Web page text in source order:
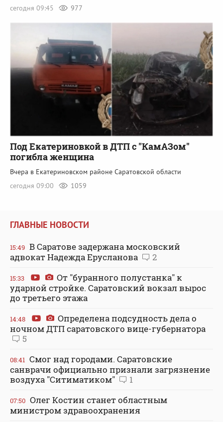
сегодня 09:45 977
Под Екатериновкой в ДТП с "КамАЗом"
погибла женщина
Вчера в Екатериновском районе Саратовской области
сегодня 09:00
1059
ГЛАВНЫЕ НОВОСТИ
15:49 В Саратове задержана московский
адвокат Надежда Ерусланова
2
15:33
От "буранного полустанка" к
ударной стройке. Саратовский вокзал вырос
до третьего этажа
14:48
Определена подсудность дела о
ночном ДТП саратовского вице-губернатора
5
08:41 Смог над городами. Саратовские
санврачи официально признали загрязнение
воздуха "Ситиматиком"
1
07:50 Олег Костин станет областным
министром здравоохранения